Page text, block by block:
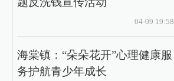
04-09 19:58
海棠镇：“朵朵花开”心理健康服
务护航青少年成长